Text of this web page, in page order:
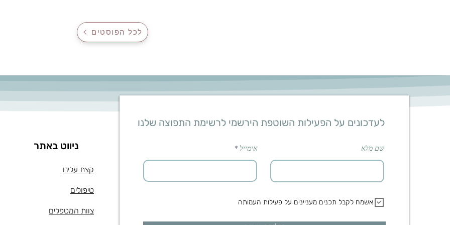
לכל הפוסטים
ניווט באתר
קצת עלינו
טיפולים
צוות המטפלים
לעדכונים על הפעילות השוטפת הירשמי לרשימת התפוצה שלנו
אימייל שם מלא
אשמח לקבל תכנים מעניינים על פעילות העמותה